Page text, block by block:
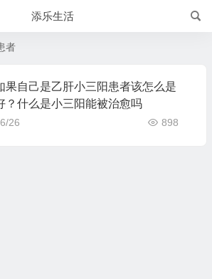
添乐生活
者
果自己是乙肝小三阳患者该怎么是
？什么是小三阳能被治愈吗
26 898